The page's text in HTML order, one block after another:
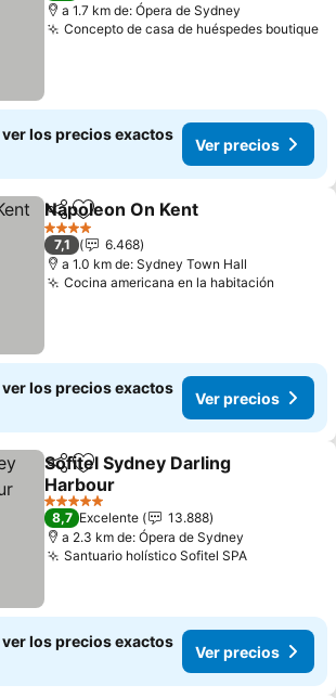
a 1.7 km de: Ópera de Sydney
Concepto de casa de huéspedes boutique
los precios exactos
Ver precios
CompartirAgregar a favoritos
Napoleon On Kent
4 Estrellas
7,1
6.468
a 1.0 km de: Sydney Town Hall
Cocina americana en la habitación
los precios exactos
Ver precios
CompartirAgregar a favoritos
Sofitel Sydney Darling
Harbour
5 Estrellas
8,7 Excelente
13.888
a 2.3 km de: Ópera de Sydney
Santuario holístico Sofitel SPA
los precios exactos
Ver precios